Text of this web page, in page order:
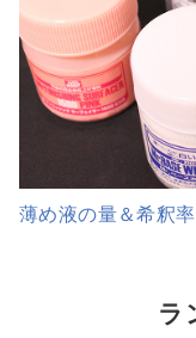
薄め液の量＆希釈
ラ